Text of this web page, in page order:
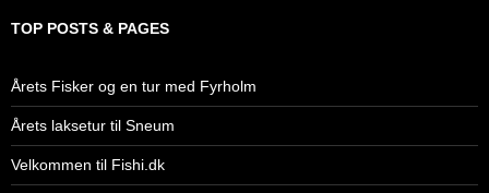
TOP POSTS & PAGES
Årets Fisker og en tur med Fyrholm
Årets laksetur til Sneum
Velkommen til Fishi.dk